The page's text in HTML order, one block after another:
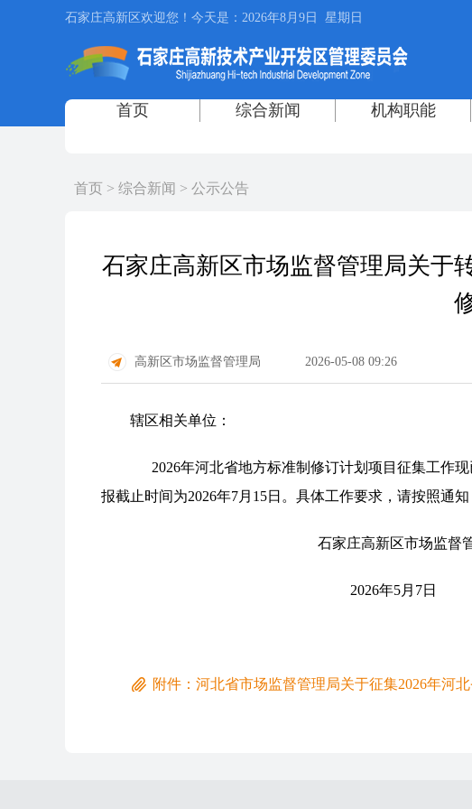
首页 > 综合新闻 > 公示公告
石家庄高新区市场监督管理局关于
高新区市场监督管理局 2026-05-08 09:26
辖区相关单位：
2026年河北省地方标准制修订计划项目征集工作现
报截止时间为2026年7月15日。具体工作要求，请按照通知
石家庄高新区市场监督管
2026年5月7日
附件：河北省市场监督管理局关于征集2026年河